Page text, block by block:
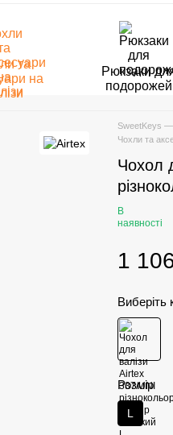
та
на
Рюкзаки
подорожей
SweetKeys —
Чохли та
Чохол
В
наявності
1
Виберіть
Розмір
L